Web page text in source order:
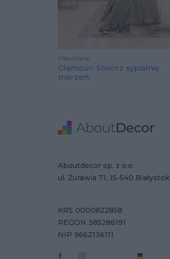
Mieszkanie
Glamour: Stwórz sypialnię
marzeń.
Adres
Aboutdecor sp. z o.o.
ul. Żurawia 71, 15-540 Białystok
Dane Firmy
KRS 0000822858
REGON 385286191
NIP 9662136111